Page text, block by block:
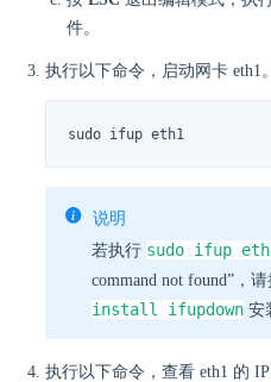
件。
执行以下命令，启动网卡 eth1。
sudo ifup eth1
说明
若执行 sudo ifup
command not found”，
install ifupdown 安
执行以下命令，查看 eth1 的 IP